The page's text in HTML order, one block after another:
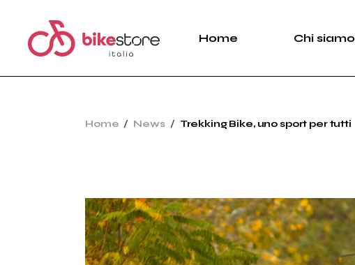
content
Home Chi siamo
Home News Trekking Bike, uno sport per tutti